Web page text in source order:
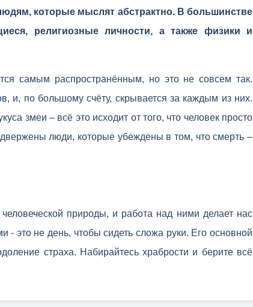
которые мыслят абстрактно. В большинстве
религиозные личности, а также физики и
самым распространённым, но это не совсем так.
и, по большому счёту, скрывается за каждым из них.
змеи – всё это исходит от того, что человек просто
люди, которые убеждены в том, что смерть –
природы, и работа над ними делает нас
- это не день, чтобы сидеть сложа руки. Его основной
страха. Набирайтесь храбрости и берите всё